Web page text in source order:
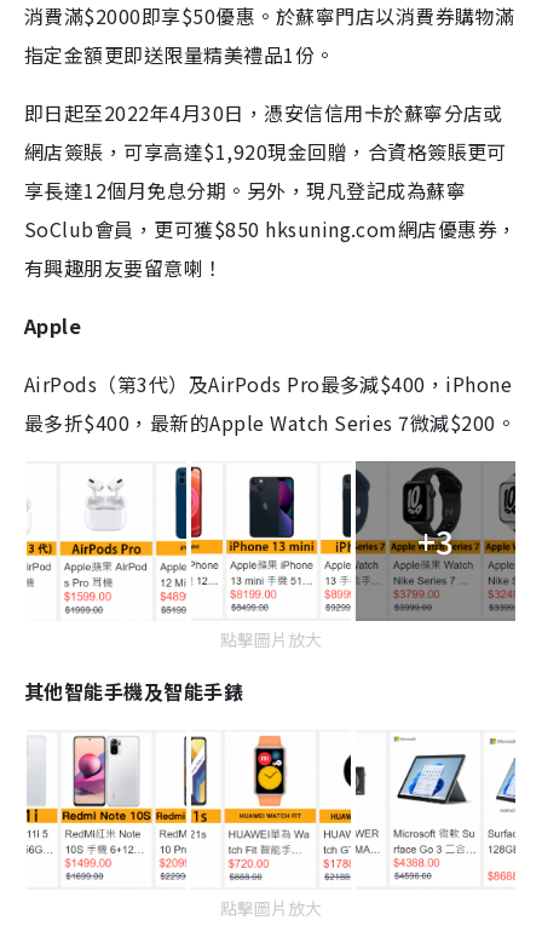
消費滿$2000即享$50優惠。於蘇寧門店以消費券購物滿
指定金額更即送限量精美禮品1份。
即日起至2022年4月30日，憑安信信用卡於蘇寧分店或
網店簽賬，可享高達$1,920現金回贈，合資格簽賬更可
享長達12個月免息分期。另外，現凡登記成為蘇寧
SoClub會員，更可獲$850 hksuning.com網店優惠券，
有興趣朋友要留意喇！
Apple
AirPods（第3代）及AirPods Pro最多減$400，iPhone
最多折$400，最新的Apple Watch Series 7微減$200。
+3
點擊圖片放大
其他智能手機及智能手錶
點擊圖片放大